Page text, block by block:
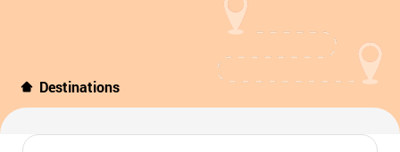
Destinations